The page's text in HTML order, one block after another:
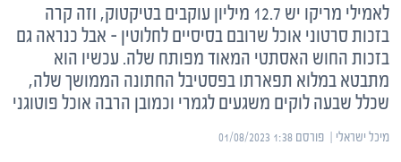
לאמילי מריקו יש 12.7 מיליון עוקבים בטיקטוק, וזה קרה
בזכות סרטוני אוכל שרובם בסיסיים לחלוטין – אבל כנראה גם
בזכות החוש האסתטי המאוד מפותח שלה. עכשיו הוא
מתבטא במלוא תפארתו בפסטיבל החתונה הממושך שלה,
שכלל שבעה לוקים משגעים לגמרי וכמובן הרבה אוכל פוטוגני
מיכל ישראלי | ‏פורסם ‎01/08/2023 1:38